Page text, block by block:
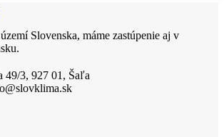
Slovenska, máme zastúpenie aj v
49/3, 927 01, Šaľa